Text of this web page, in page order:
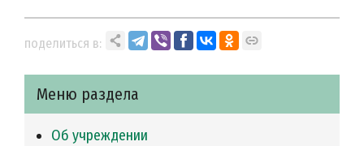
поделиться в:
Меню раздела
Об учреждении